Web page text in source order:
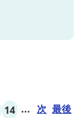
14 ... 次 最後